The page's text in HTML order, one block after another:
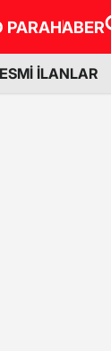
PARAHABER
İLANLAR